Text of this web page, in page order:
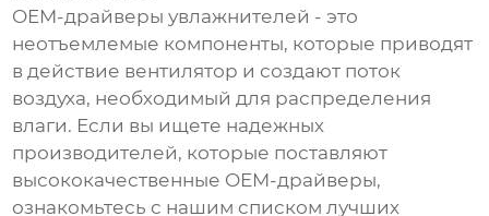
OEM-драйверы увлажнителей - это
неотъемлемые компоненты, которые приводят
в действие вентилятор и создают поток
воздуха, необходимый для распределения
влаги. Если вы ищете надежных
производителей, которые поставляют
высококачественные OEM-драйверы,
ознакомьтесь с нашим списком лучших